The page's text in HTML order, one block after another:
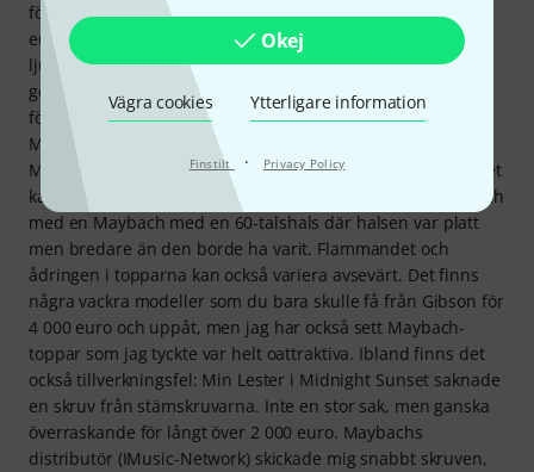
Okej
Vägra cookies Ytterligare information
Finstilt · Privacy Policy
först introducerades kostade de mellan 1 500 och 2 000
euro. För det priset var de oslagbara vad gäller hantverk,
ljud och utseende. Numera kostar de betydligt mer, vilket
gör andrahandsvärdet problematiskt och höjer
förväntningarna hos köpare avsevärt. Dessutom kan
Maybach-gitarrer vara inkonsekventa: Jag har provat
Maybach-gitarrer i olika butiker, alla Lester-modeller. Ljudet
kan variera en hel del från en gitarr till nästa. Jag såg till och
med en Maybach med en 60-talshals där halsen var platt
men bredare än den borde ha varit. Flammandet och
ådringen i topparna kan också variera avsevärt. Det finns
några vackra modeller som du bara skulle få från Gibson för
4 000 euro och uppåt, men jag har också sett Maybach-
toppar som jag tyckte var helt oattraktiva. Ibland finns det
också tillverkningsfel: Min Lester i Midnight Sunset saknade
en skruv från stämskruvarna. Inte en stor sak, men ganska
överraskande för långt över 2 000 euro. Maybachs
distributör (IMusic-Network) skickade mig snabbt skruven,